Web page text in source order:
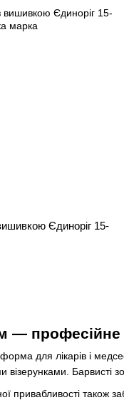
—
для лікарів і
візерунками.
привабливості також
Єдиноріг 15-